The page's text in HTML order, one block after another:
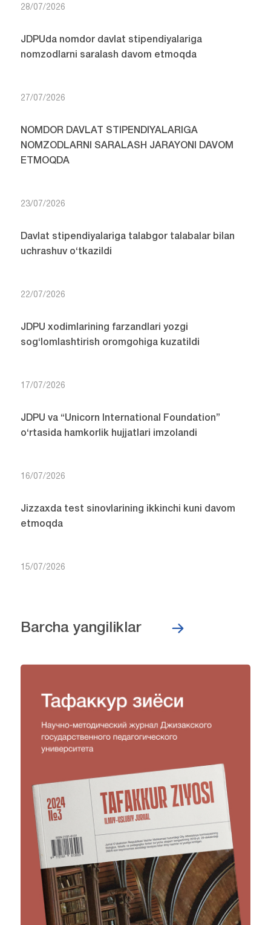
28/07/2026
JDPUda nomdor davlat stipendiyalariga
nomzodlarni saralash davom etmoqda
27/07/2026
NOMDOR DAVLAT STIPENDIYALARIGA
NOMZODLARNI SARALASH JARAYONI DAVOM
ETMOQDA
23/07/2026
Davlat stipendiyalariga talabgor talabalar bilan
uchrashuv o‘tkazildi
22/07/2026
JDPU xodimlarining farzandlari yozgi
sog‘lomlashtirish oromgohiga kuzatildi
17/07/2026
JDPU va “Unicorn International Foundation”
o‘rtasida hamkorlik hujjatlari imzolandi
16/07/2026
Jizzaxda test sinovlarining ikkinchi kuni davom
etmoqda
15/07/2026
Barcha yangiliklar